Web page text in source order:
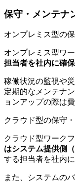
保守・メンテナ
オンプレミス型の
オンプレミス型ワ
担当者を社内に確
稼働状況の監視や
定期的なメンテナ
ョンアップの際は
クラウド型の保守
クラウド型ワーク
はシステム提供側
する担当者を社内
また、システムの